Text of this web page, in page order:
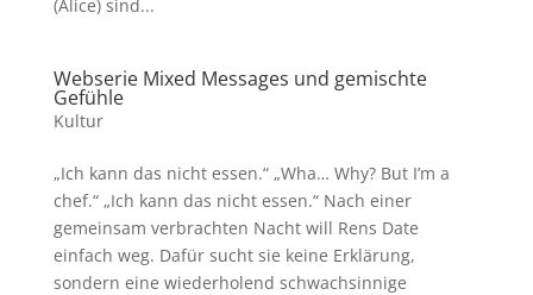
(Alice) sind...
Webserie Mixed Messages und gemischte
Gefühle
Kultur
„Ich kann das nicht essen.“ „Wha… Why? But I’m a
chef.“ „Ich kann das nicht essen.“ Nach einer
gemeinsam verbrachten Nacht will Rens Date
einfach weg. Dafür sucht sie keine Erklärung,
sondern eine wiederholend schwachsinnige